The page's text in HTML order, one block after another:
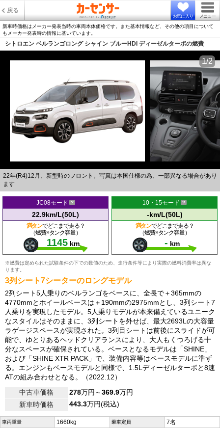
戻る
お気に入り メニュー
新車時価格はメーカー発表当時の車両本体価格です。また基本情報など、その他の項目について
もメーカー発表時の情報に基いています。
シトロエン ベルランゴロング シャイン ブルーHDi ディーゼルターボの燃費
22年(R4)12月、新型時のフロント。写真は本国仕様の為、一部異なる場合があり
ます
1/2
JC08モード
22.9km/L(50L)
満タンでどこまで走る？
（燃費×タンク容量）
1145 km
10・15モード
-km/L(50L)
満タンでどこまで走る？
（燃費×タンク容量）
- km
※燃費は定められた試験条件の下での数値のため、走行条件等により実際の燃料消費率は異な
ります。
3列シート7シーターのロングモデル
2列シート5人乗りのベルランゴをベースに、全長で＋365mmの
4770mmとホイールベースは＋190mmの2975mmとし、3列シート7
人乗りを実現したモデル。5人乗りモデルが本来備えているユニーク
なスタイルはそのままに、3列シートを外せば、最大2693Lの大容量
ラゲージスペースが実現された。3列目シートは前後にスライドが可
能で、ゆとりあるヘッドクリアランスにより、大人もくつろげる十
分なスペースが確保されている。ベースとなるモデルは「SHINE」
および「SHINE XTR PACK」で、装備内容等はベースモデルに準ず
る。エンジンもベースモデルと同様で、1.5Lディーゼルターボと8速
ATの組み合わせとなる。（2022.12）
中古車価格
278万円～369.9万円
新車時価格
443.3万円(税込)
車両重量 1660kg 乗車定員 7名